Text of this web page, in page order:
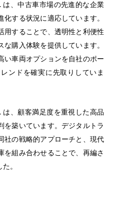
は、中古車市場の先進的な企業
する状況に適応しています。
用することで、透明性と利便性
購入体験を提供しています。
い車両オプションを自社のポー
ンドを確実に先取りしていま
は、顧客満足度を重視した高品
を築いています。デジタルトラ
社の戦略的アプローチと、現代
を組み合わせることで、再編さ
。